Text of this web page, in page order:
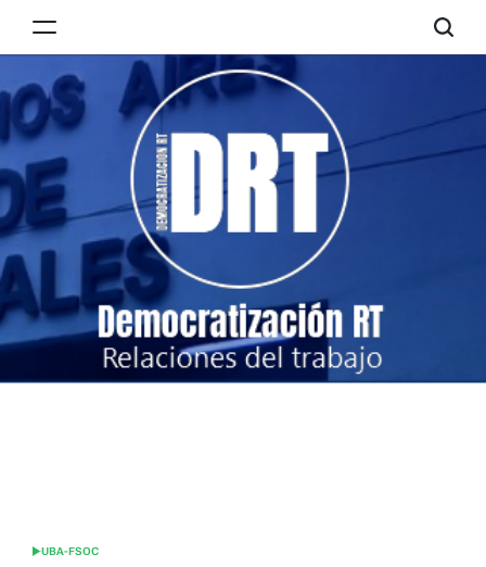
RT
POSTED
UBA-FSOC